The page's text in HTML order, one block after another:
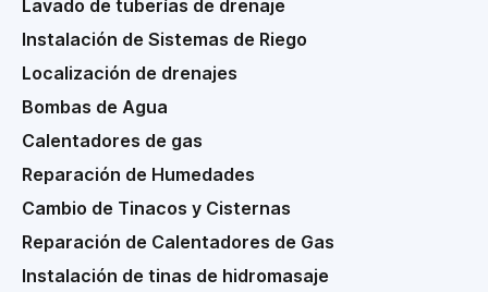
Lavado de tuberías de drenaje
Instalación de Sistemas de Riego
Localización de drenajes
Bombas de Agua
Calentadores de gas
Reparación de Humedades
Cambio de Tinacos y Cisternas
Reparación de Calentadores de Gas
Instalación de tinas de hidromasaje